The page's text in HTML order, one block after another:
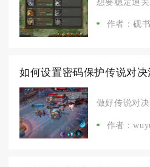
作者：砚
如何设置密码保护传说对决
做好传说对
作者：